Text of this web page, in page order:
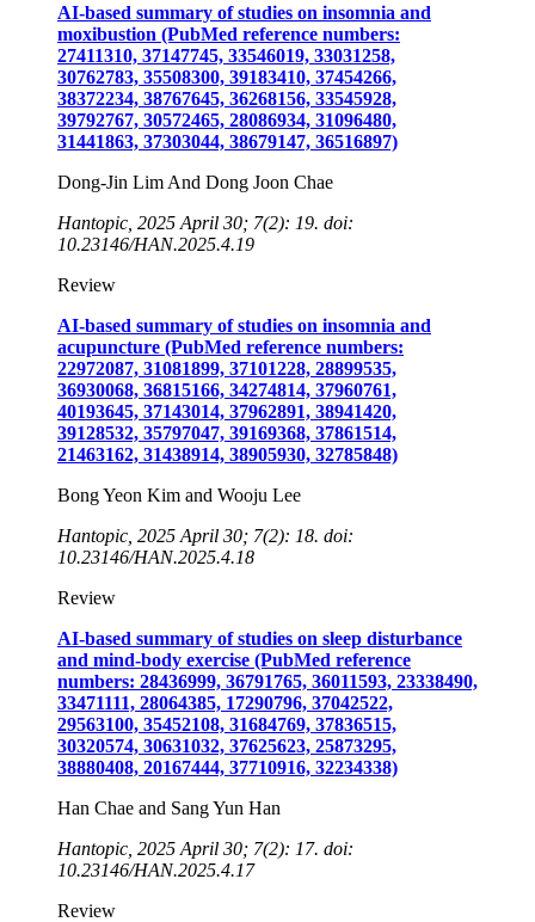
AI-based summary of studies on insomnia and
moxibustion (PubMed reference numbers:
27411310, 37147745, 33546019, 33031258,
30762783, 35508300, 39183410, 37454266,
38372234, 38767645, 36268156, 33545928,
39792767, 30572465, 28086934, 31096480,
31441863, 37303044, 38679147, 36516897)
Dong-Jin Lim And Dong Joon Chae
Hantopic, 2025 April 30; 7(2): 19. doi:
10.23146/HAN.2025.4.19
Review
AI-based summary of studies on insomnia and
acupuncture (PubMed reference numbers:
22972087, 31081899, 37101228, 28899535,
36930068, 36815166, 34274814, 37960761,
40193645, 37143014, 37962891, 38941420,
39128532, 35797047, 39169368, 37861514,
21463162, 31438914, 38905930, 32785848)
Bong Yeon Kim and Wooju Lee
Hantopic, 2025 April 30; 7(2): 18. doi:
10.23146/HAN.2025.4.18
Review
AI-based summary of studies on sleep disturbance
and mind-body exercise (PubMed reference
numbers: 28436999, 36791765, 36011593, 23338490,
33471111, 28064385, 17290796, 37042522,
29563100, 35452108, 31684769, 37836515,
30320574, 30631032, 37625623, 25873295,
38880408, 20167444, 37710916, 32234338)
Han Chae and Sang Yun Han
Hantopic, 2025 April 30; 7(2): 17. doi:
10.23146/HAN.2025.4.17
Review